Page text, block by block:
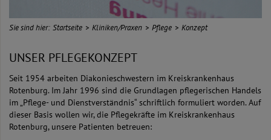
Sie sind hier: Startseite Kliniken/Praxen Pflege Konzept
UNSER PFLEGEKONZEPT
Seit 1954 arbeiten Diakonieschwestern im Kreiskrankenhaus
Rotenburg. Im Jahr 1996 sind die Grundlagen pflegerischen Handels
im „Pflege- und Dienstverständnis“ schriftlich formuliert worden. Auf
dieser Basis wollen wir, die Pflegekräfte im Kreiskrankenhaus
Rotenburg, unsere Patienten betreuen: